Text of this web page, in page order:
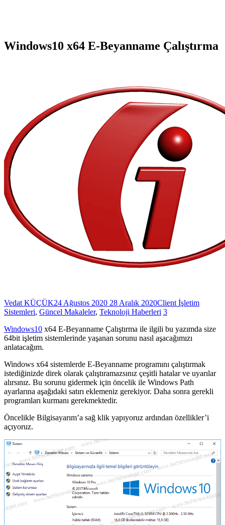
Windows10 x64 E-Beyanname Çalıştırma
Vedat KÜÇÜK24 Ağustos 2020 28 Aralık 2020Client İşletim
Sistemleri, Güncel Makaleler, Teknoloji Haberleri 3
Windows10 x64 E-Beyanname Çalıştırma ile ilgili bu yazımda size
64bit işletim sistemlerinde yaşanan sorunu nasıl aşacağımızı
anlatacağım.
Windows x64 sistemlerde E-Beyanname programını çalıştırmak
istediğinizde direk olarak çalıştıramazsınız çeşitli hatalar ve uyarılar
alırsınız. Bu sorunu gidermek için öncelik ile Windows Path
ayarlarına aşağıdaki satırı eklemeniz gerekiyor. Daha sonra gerekli
programları kurmanı gerekmektedir.
Öncelikle Bilgisayarım’a sağ klik yapıyoruz ardından özellikler’i
açıyoruz.